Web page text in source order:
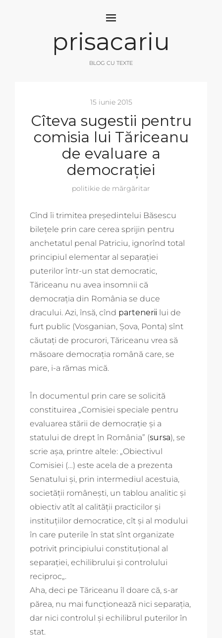
prisacariu
BLOG CU TEXTE
15 iunie 2015
Cîteva sugestii pentru
comisia lui Tăriceanu
de evaluare a
democrației
politikie de mărgăritar
Cînd îi trimitea președintelui Băsescu
bilețele prin care cerea sprijin pentru
anchetatul penal Patriciu, ignorînd total
principiul elementar al separației
puterilor într-un stat democratic,
Tăriceanu nu avea insomnii că
democrația din România se duce
dracului. Azi, însă, cînd partenerii lui de
furt public (Vosganian, Șova, Ponta) sînt
căutați de procurori, Tăriceanu vrea să
măsoare democrația română care, se
pare, i-a rămas mică.
În documentul prin care se solicită
constituirea „Comisiei speciale pentru
evaluarea stării de democrație și a
statului de drept în România” (sursa), se
scrie așa, printre altele: „Obiectivul
Comisiei (…) este acela de a prezenta
Senatului și, prin intermediul acestuia,
societății românești, un tablou analitic și
obiectiv atît al calității practicilor și
instituțiilor democratice, cît și al modului
în care puterile în stat sînt organizate
potrivit principiului constituțional al
separației, echilibrului și controlului
reciproc„.
Aha, deci pe Tăriceanu îl doare că, s-ar
părea, nu mai funcționează nici separația,
dar nici controlul și echilibrul puterilor în
stat.